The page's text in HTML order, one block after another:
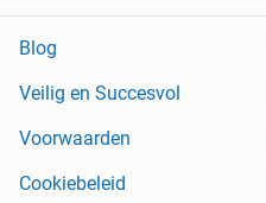
Blog
Veilig en Succesvol
Voorwaarden
Cookiebeleid